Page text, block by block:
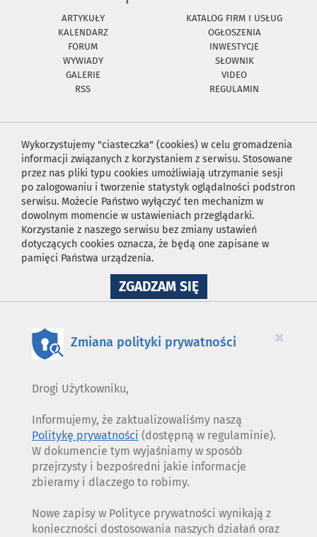
ARTYKUŁY
KATALOG FIRM I USŁUG
KALENDARZ
OGŁOSZENIA
FORUM
INWESTYCJE
WYWIADY
SŁOWNIK
GALERIE
VIDEO
RSS
REGULAMIN
Wykorzystujemy "ciasteczka" (cookies) w celu gromadzenia
informacji związanych z korzystaniem z serwisu. Stosowane
przez nas pliki typu cookies umożliwiają utrzymanie sesji
po zalogowaniu i tworzenie statystyk oglądalności podstron
serwisu. Możecie Państwo wyłączyć ten mechanizm w
dowolnym momencie w ustawieniach przeglądarki.
Korzystanie z naszego serwisu bez zmiany ustawień
dotyczących cookies oznacza, że będą one zapisane w
pamięci Państwa urządzenia.
ZGADZAM SIĘNA
WYKORZYSTANIE
×
Zmiana polityki prywatności
Drogi Użytkowniku,
Informujemy, że zaktualizowaliśmy naszą
Politykę prywatności (dostępną w regulaminie).
W dokumencie tym wyjaśniamy w sposób
przejrzysty i bezpośredni jakie informacje
zbieramy i dlaczego to robimy.
Nowe zapisy w Polityce prywatności wynikają z
konieczności dostosowania naszych działań oraz